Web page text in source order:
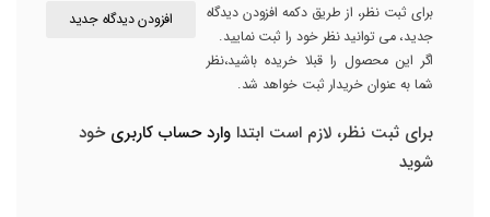
برای ثبت نظر، از طریق دکمه افزودن دیدگاه
جدید، می توانید نظر خود را ثبت نمایید.
اگر این محصول را قبلا خریده باشید،نظر
شما به عنوان خریدار ثبت خواهد شد.
افزودن دیدگاه جدید
برای ثبت نظر، لازم است ابتدا وارد حساب کاربریخود
شوید